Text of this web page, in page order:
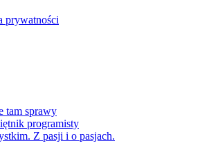
prywatności
tam sprawy
programisty
Z pasji i o pasjach.